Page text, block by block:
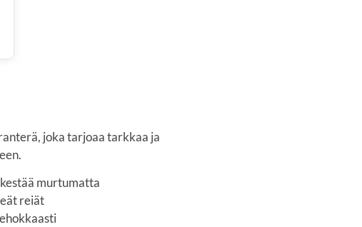
joka tarjoaa tarkkaa ja
murtumatta
reiät